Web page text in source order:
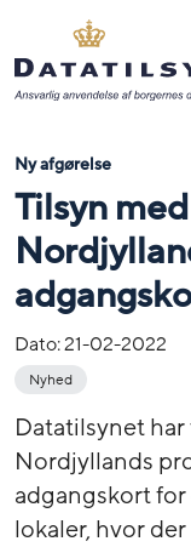
Ny afgørelse
Tilsyn
Dato:21-02-2022
Nyhed
Datatilsynet
Nordjyllands
adgangskort
lokaler, hvor